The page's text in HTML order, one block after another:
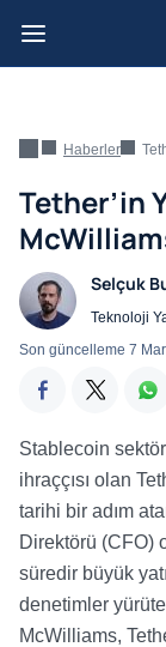
Haberler
Tether’in
Selçuk
Teknoloji
Son güncelleme 7
Stablecoin
ihraççısı olan
tarihi bir adım
Direktörü (CFO)
süredir büyük
denetimler
McWilliams,